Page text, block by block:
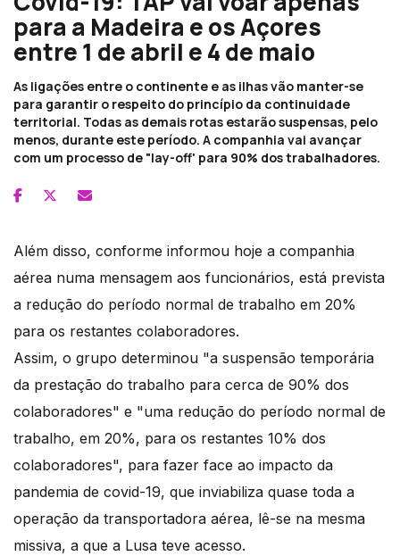
para a Madeira e os Açores
entre 1 de abril e 4 de maio
As ligações entre o continente e as ilhas vão manter-se
para garantir o respeito do princípio da continuidade
territorial. Todas as demais rotas estarão suspensas, pelo
menos, durante este período. A companhia vai avançar
com um processo de "lay-off' para 90% dos trabalhadores.
Além disso, conforme informou hoje a companhia
aérea numa mensagem aos funcionários, está prevista
a redução do período normal de trabalho em 20%
para os restantes colaboradores.
Assim, o grupo determinou "a suspensão temporária
da prestação do trabalho para cerca de 90% dos
colaboradores" e "uma redução do período normal de
trabalho, em 20%, para os restantes 10% dos
colaboradores", para fazer face ao impacto da
pandemia de covid-19, que inviabiliza quase toda a
operação da transportadora aérea, lê-se na mesma
missiva, a que a Lusa teve acesso.